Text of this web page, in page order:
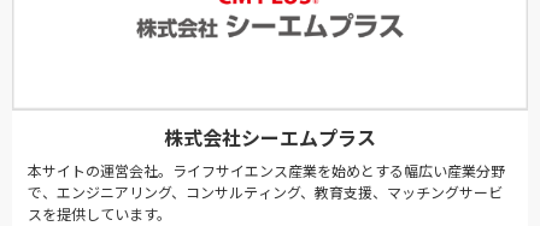
株式会社シーエムプラス
本サイトの運営会社。ライフサイエンス産業を始めとする幅広い産業分野
で、エンジニアリング、コンサルティング、教育支援、マッチングサービ
スを提供しています。